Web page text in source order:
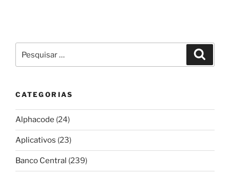
por:
CATEGORIAS
Alphacode (24)
Aplicativos (23)
Banco Central (239)